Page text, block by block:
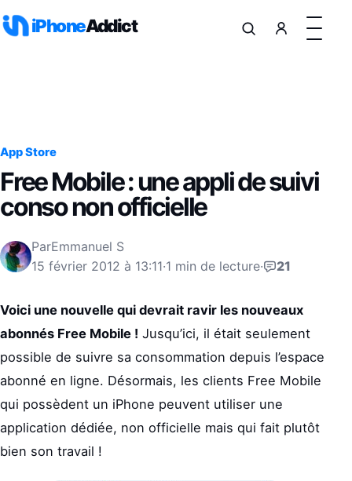
iPhoneAddict
App Store
Free Mobile : une appli de suivi
conso non officielle
ParEmmanuel S
15 février 2012 à 13:11·1 min de lecture· 21
Voici une nouvelle qui devrait ravir les nouveaux
abonnés Free Mobile ! Jusqu’ici, il était seulement
possible de suivre sa consommation depuis l’espace
abonné en ligne. Désormais, les clients Free Mobile
qui possèdent un iPhone peuvent utiliser une
application dédiée, non officielle mais qui fait plutôt
bien son travail !